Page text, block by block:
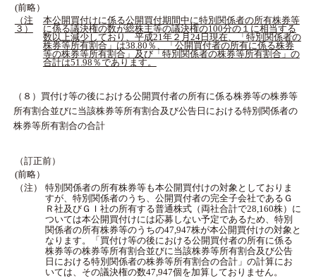
(前略）
（注
３）
本公開買付けに係る公開買付期間中に特別関係者の所有株券等
に係る議決権の数が総株主等の議決権の100分の１に相当する
数以上減少しており、平成21年２月24日現在、「特別関係者の
株券等所有割合」は38.80％、「公開買付者の所有に係る株券
等の株券等所有割合」及び「特別関係者の株券等所有割合」の
合計は51.98％であります。
（８）買付け等の後における公開買付者の所有に係る株券等の株券等
所有割合並びに当該株券等所有割合及び公告日における特別関係者の
株券等所有割合の合計
（訂正前）
(前略）
（注）
特別関係者の所有株券等も本公開買付けの対象としておりま
すが、特別関係者のうち、公開買付者の完全子会社であるＧ
Ｒ社及びＧＩ社の所有する普通株式（両社合計で28,160株）に
ついては本公開買付けには応募しない予定であるため、特別
関係者の所有株券等のうちの47,947株が本公開買付けの対象と
なります。「買付け等の後における公開買付者の所有に係る
株券等の株券等所有割合並びに当該株券等所有割合及び公告
日における特別関係者の株券等所有割合の合計」の計算にお
いては、その議決権の数47,947個を加算しておりません。